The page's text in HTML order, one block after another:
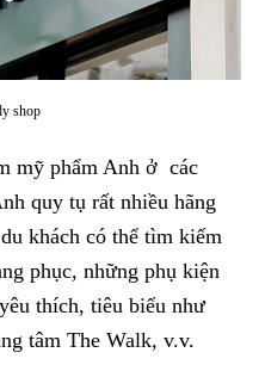
shop
mỹ phẩm Anh ở các
quy tụ rất nhiều hãng
khách có thể tìm kiếm
phục, những phụ kiện
thích, tiêu biểu như
tâm The Walk, v.v.